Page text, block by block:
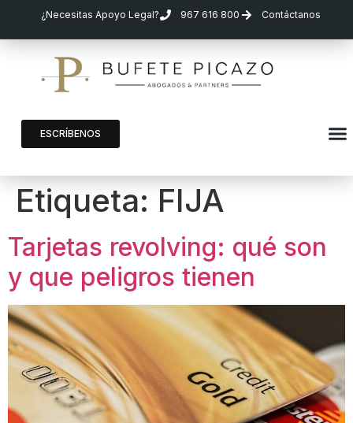
¿Necesitas Apoyo Legal? 967 616 800 Contáctanos
ESCRÍBENOS
Etiqueta: FIJA
Tarjetas revolving: qué son
y que peligros tienen